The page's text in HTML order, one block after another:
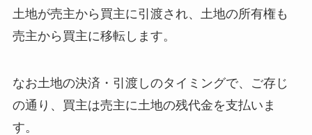
土地が売主から買主に引渡され、土地の所有権も
売主から買主に移転します。
なお土地の決済・引渡しのタイミングで、ご存じ
の通り、買主は売主に土地の残代金を支払いま
す。